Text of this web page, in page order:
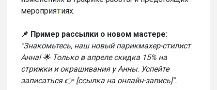
мероприятиях.
📌 Пример рассылки о новом мастере:
"Знакомьтесь, наш новый парикмахер-стилист
Анна! 🌟 Только в апреле скидка 15% на
стрижки и окрашивания у Анны. Успейте
записаться 👉 [ссылка на онлайн-запись]".